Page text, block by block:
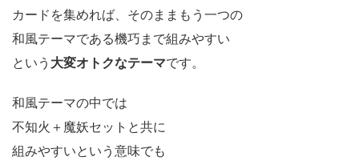
カードを集めれば、そのままもう一つの
和風テーマである機巧まで組みやすい
という 大変オトクなテーマです。
和風テーマの中では
不知火＋魔妖セットと共に
組みやすいという意味でも